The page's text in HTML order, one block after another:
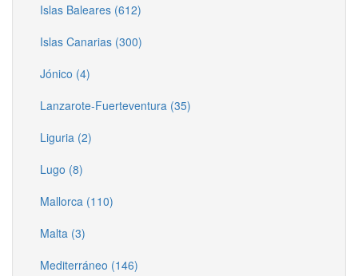
Islas Baleares (612)
Islas Canarias (300)
Jónico (4)
Lanzarote-Fuerteventura (35)
Liguria (2)
Lugo (8)
Mallorca (110)
Malta (3)
Mediterráneo (146)